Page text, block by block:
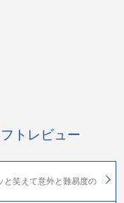
トレビュー
と笑えて意外と難易度の